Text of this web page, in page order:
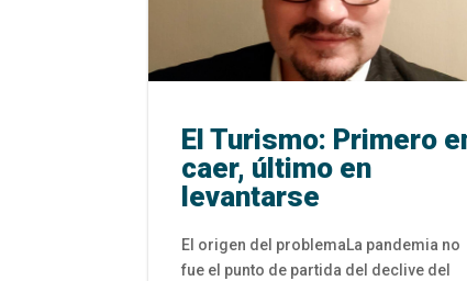
El Turismo: Primero
caer, último en
levantarse
El origen del problemaLa pandemia no
fue el punto de partida del declive del